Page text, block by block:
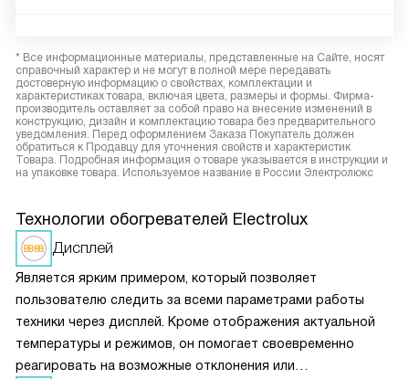
* Все информационные материалы, представленные на Сайте, носят
справочный характер и не могут в полной мере передавать
достоверную информацию о свойствах, комплектации и
характеристиках товара, включая цвета, размеры и формы. Фирма-
производитель оставляет за собой право на внесение изменений в
конструкцию, дизайн и комплектацию товара без предварительного
уведомления. Перед оформлением Заказа Покупатель должен
обратиться к Продавцу для уточнения свойств и характеристик
Товара. Подробная информация о товаре указывается в инструкции и
на упаковке товара. Используемое название в России Электролюкс
Технологии обогревателей Electrolux
Дисплей
Является ярким примером, который позволяет
пользователю следить за всеми параметрами работы
техники через дисплей. Кроме отображения актуальной
температуры и режимов, он помогает своевременно
реагировать на возможные отклонения или